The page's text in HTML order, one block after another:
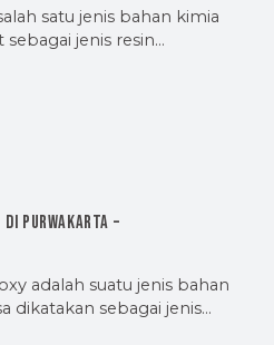
satu jenis bahan kimia
jenis resin…
di Purwakarta –
adalah suatu jenis bahan
dikatakan sebagai jenis…